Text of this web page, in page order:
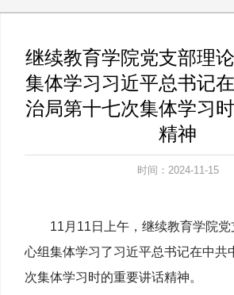
继续教育学院党支部理
集体学习习近平总书记
治局第十七次集体学习
精神
时间：2024-11-15
11月11日上午，继续教育学院
心组集体学习了习近平总书记在中共
次集体学习时的重要讲话精神。